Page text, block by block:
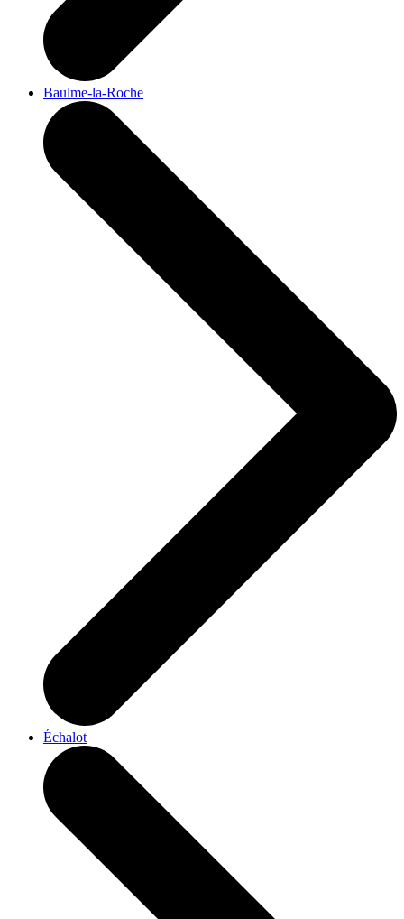
Baulme-la-Roche
Échalot